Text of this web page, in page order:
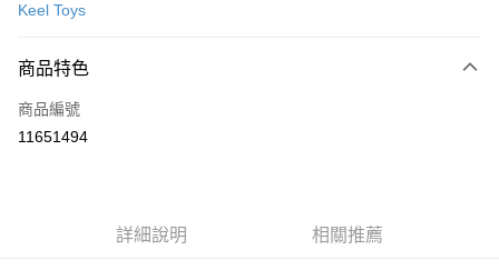
運送方式
付款後全家取貨
Keel Toys
商品特色
商品編號
11651494
詳細說明 相關推薦